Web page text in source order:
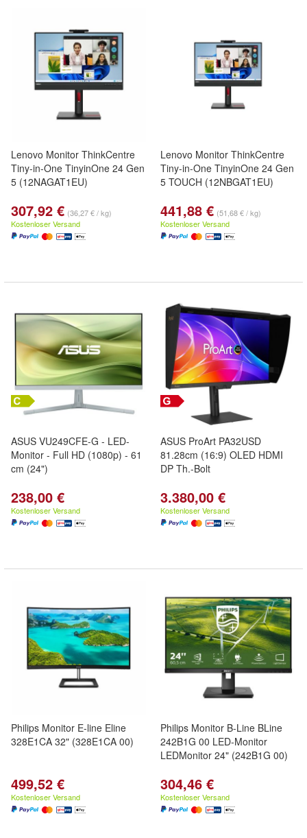
Lenovo Monitor ThinkCentre
Tiny-in-One TinyinOne 24 Gen
5 (12NAGAT1EU)
307,92 € (36,27 € / kg)
Kostenloser Versand
Lenovo Monitor ThinkCentre
Tiny-in-One TinyinOne 24 Gen
5 TOUCH (12NBGAT1EU)
441,88 € (51,68 € / kg)
Kostenloser Versand
ASUS VU249CFE-G - LED-
Monitor - Full HD (1080p) - 61
cm (24")
238,00 €
Kostenloser Versand
ASUS ProArt PA32USD
81.28cm (16:9) OLED HDMI
DP Th.-Bolt
3.380,00 €
Kostenloser Versand
Philips Monitor E-line Eline
328E1CA 32" (328E1CA 00)
499,52 €
Kostenloser Versand
Philips Monitor B-Line BLine
242B1G 00 LED-Monitor
LEDMonitor 24" (242B1G 00)
304,46 €
Kostenloser Versand